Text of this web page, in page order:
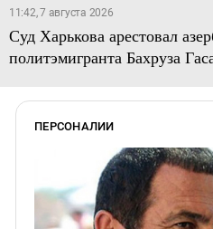
11:42, 7 августа 2026
Суд Харькова арестовал
политэмигранта Бахруза
ПЕРСОНАЛИИ